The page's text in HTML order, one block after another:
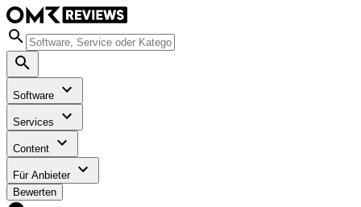
Software
Services
Content
Für Anbieter
Bewerten